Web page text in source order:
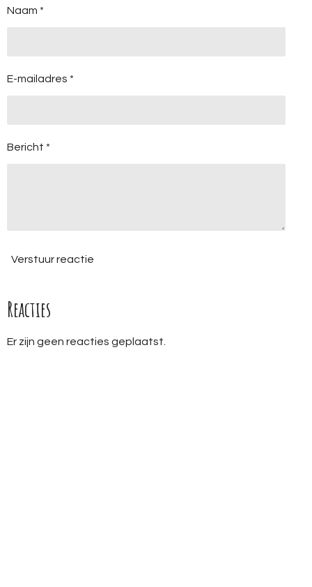
Naam *
E-mailadres *
Bericht *
Verstuur reactie
Reacties
Er zijn geen reacties geplaatst.